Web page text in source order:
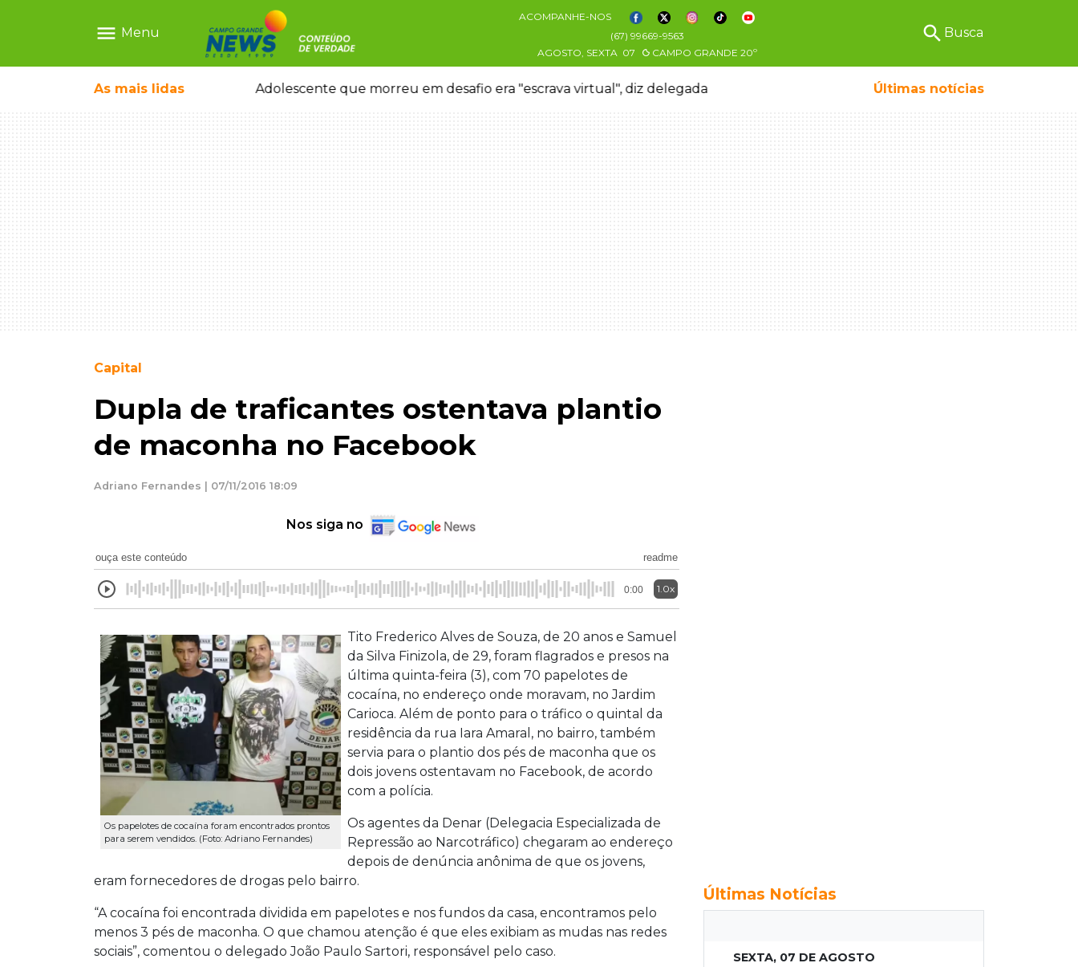
menu Menu
ACOMPANHE-NOS
(67) 99669-9563
AGOSTO, SEXTA 07 CAMPO GRANDE 20º
search Busca
As mais lidas
dos projetos fora do comum Adolescente que morreu em desafio era "escrava virtual", diz delegada Últimas notícias
Capital
Dupla de traficantes ostentava plantio
de maconha no Facebook
Adriano Fernandes | 07/11/2016 18:09
Nos siga no
ouça este conteúdo readme
0:00 1.0x
Os papelotes de cocaína foram encontrados prontos
para serem vendidos. (Foto: Adriano Fernandes)
Tito Frederico Alves de Souza, de 20 anos e Samuel
da Silva Finizola, de 29, foram flagrados e presos na
última quinta-feira (3), com 70 papelotes de
cocaína, no endereço onde moravam, no Jardim
Carioca. Além de ponto para o tráfico o quintal da
residência da rua Iara Amaral, no bairro, também
servia para o plantio dos pés de maconha que os
dois jovens ostentavam no Facebook, de acordo
com a polícia.
Os agentes da Denar (Delegacia Especializada de
Repressão ao Narcotráfico) chegaram ao endereço
depois de denúncia anônima de que os jovens,
eram fornecedores de drogas pelo bairro.
“A cocaína foi encontrada dividida em papelotes e nos fundos da casa, encontramos pelo
menos 3 pés de maconha. O que chamou atenção é que eles exibiam as mudas nas redes
sociais”, comentou o delegado João Paulo Sartori, responsável pelo caso.
Últimas Notícias
SEXTA, 07 DE AGOSTO